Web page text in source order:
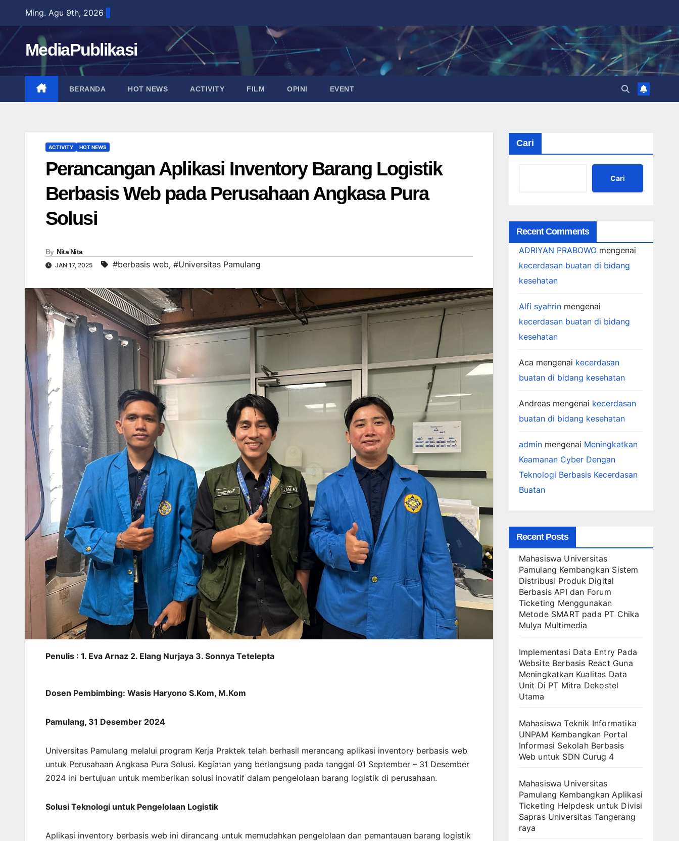
content
Ming. Agu 9th, 2026
MediaPublikasi
BERANDA HOT NEWS ACTIVITY FILM OPINI EVENT
ACTIVITY HOT NEWS
Perancangan Aplikasi Inventory Barang Logistik
Berbasis Web pada Perusahaan Angkasa Pura
Solusi
By Nita Nita
JAN 17, 2025 #berbasis web, #Universitas Pamulang
Penulis : 1. Eva Arnaz 2. Elang Nurjaya 3. Sonnya Tetelepta
Dosen Pembimbing: Wasis Haryono S.Kom, M.Kom
Pamulang, 31 Desember 2024
Universitas Pamulang melalui program Kerja Praktek telah berhasil merancang aplikasi inventory berbasis web
untuk Perusahaan Angkasa Pura Solusi. Kegiatan yang berlangsung pada tanggal 01 September – 31 Desember
2024 ini bertujuan untuk memberikan solusi inovatif dalam pengelolaan barang logistik di perusahaan.
Solusi Teknologi untuk Pengelolaan Logistik
Aplikasi inventory berbasis web ini dirancang untuk memudahkan pengelolaan dan pemantauan barang logistik
Cari
Cari
Recent Comments
ADRIYAN PRABOWOmengenai
kecerdasan buatan di bidang
kesehatan
Alfi syahrinmengenai
kecerdasan buatan di bidang
kesehatan
Aca mengenai kecerdasan
buatan di bidang kesehatan
Andreasmengenai kecerdasan
buatan di bidang kesehatan
adminmengenai Meningkatkan
Keamanan Cyber Dengan
Teknologi Berbasis Kecerdasan
Buatan
Recent Posts
Mahasiswa Universitas
Pamulang Kembangkan Sistem
Distribusi Produk Digital
Berbasis API dan Forum
Ticketing Menggunakan
Metode SMART pada PT Chika
Mulya Multimedia
Implementasi Data Entry Pada
Website Berbasis React Guna
Meningkatkan Kualitas Data
Unit Di PT Mitra Dekostel
Utama
Mahasiswa Teknik Informatika
UNPAM Kembangkan Portal
Informasi Sekolah Berbasis
Web untuk SDN Curug 4
Mahasiswa Universitas
Pamulang Kembangkan Aplikasi
Ticketing Helpdesk untuk Divisi
Sapras Universitas Tangerang
raya